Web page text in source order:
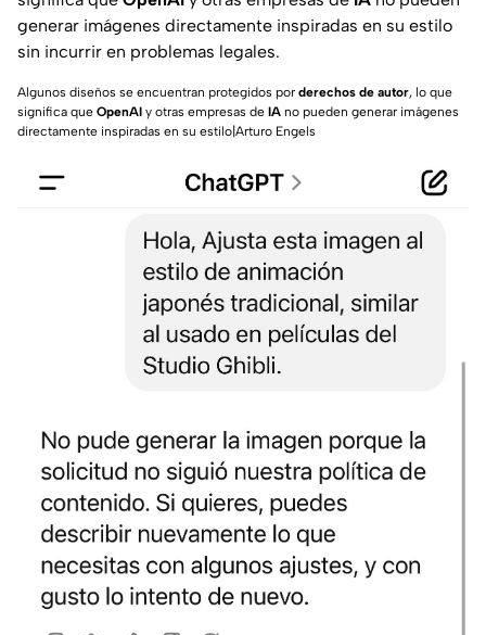
generar imágenes directamente inspiradas en su estilo
sin incurrir en problemas legales.
Algunos diseños se encuentran protegidos por derechos de autor, lo que
significa que OpenAI y otras empresas de IA no pueden generar imágenes
directamente inspiradas en su estilo|Arturo Engels